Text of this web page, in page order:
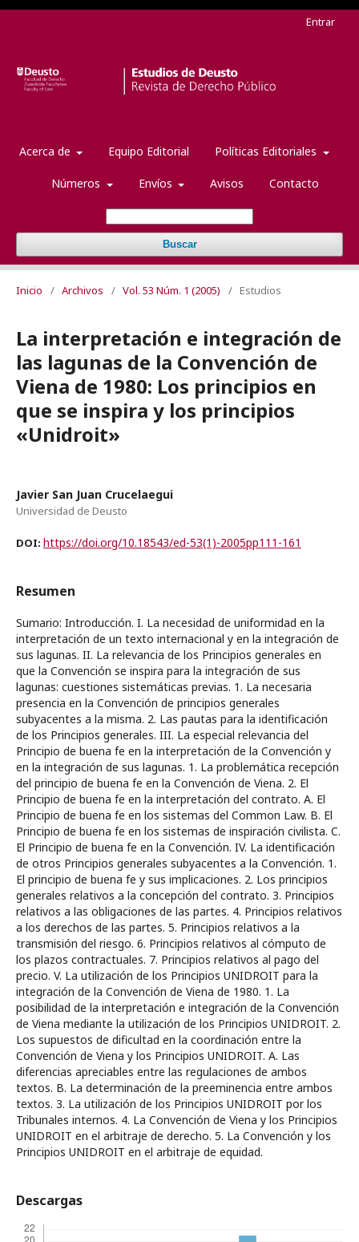
Acerca de Equipo Editorial Políticas Editoriales
Números Envíos Avisos Contacto
Buscar
Entrar
Inicio / Archivos / Vol. 53 Núm. 1 (2005) / Estudios
La interpretación e integración de
las lagunas de la Convención de
Viena de 1980: Los principios en
que se inspira y los principios
«Unidroit»
Javier San Juan Crucelaegui
Universidad de Deusto
DOI: https://doi.org/10.18543/ed-53(1)-2005pp111-161
Resumen
Sumario: Introducción. I. La necesidad de uniformidad en la
interpretación de un texto internacional y en la integración de
sus lagunas. II. La relevancia de los Principios generales en
que la Convención se inspira para la integración de sus
lagunas: cuestiones sistemáticas previas. 1. La necesaria
presencia en la Convención de principios generales
subyacentes a la misma. 2. Las pautas para la identificación
de los Principios generales. III. La especial relevancia del
Principio de buena fe en la interpretación de la Convención y
en la integración de sus lagunas. 1. La problemática recepción
del principio de buena fe en la Convención de Viena. 2. El
Principio de buena fe en la interpretación del contrato. A. El
Principio de buena fe en los sistemas del Common Law. B. El
Principio de buena fe en los sistemas de inspiración civilista. C.
El Principio de buena fe en la Convención. IV. La identificación
de otros Principios generales subyacentes a la Convención. 1.
El principio de buena fe y sus implicaciones. 2. Los principios
generales relativos a la concepción del contrato. 3. Principios
relativos a las obligaciones de las partes. 4. Principios relativos
a los derechos de las partes. 5. Principios relativos a la
transmisión del riesgo. 6. Principios relativos al cómputo de
los plazos contractuales. 7. Principios relativos al pago del
precio. V. La utilización de los Principios UNIDROIT para la
integración de la Convención de Viena de 1980. 1. La
posibilidad de la interpretación e integración de la Convención
de Viena mediante la utilización de los Principios UNIDROIT. 2.
Los supuestos de dificultad en la coordinación entre la
Convención de Viena y los Principios UNIDROIT. A. Las
diferencias apreciables entre las regulaciones de ambos
textos. B. La determinación de la preeminencia entre ambos
textos. 3. La utilización de los Principios UNIDROIT por los
Tribunales internos. 4. La Convención de Viena y los Principios
UNIDROIT en el arbitraje de derecho. 5. La Convención y los
Principios UNIDROIT en el arbitraje de equidad.
Descargas